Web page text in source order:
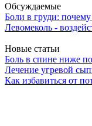
Обсуждаемые
Боли в груди: почему
Левомеколь -
Новые статьи
Боль в спине ниже
Лечение угревой
Как избавиться от